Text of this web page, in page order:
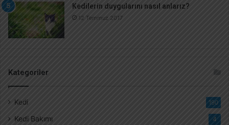
Kedilerin duygularını nasıl anlarız?
12 Temmuz 2017
Kategoriler
Kedi 190
Kedi Bakımı 4